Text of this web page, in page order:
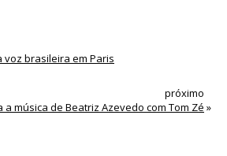
voz brasileira em Paris
próximo
a música de Beatriz Azevedo com Tom Zé »